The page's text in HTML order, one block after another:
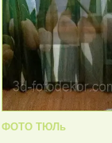
ФОТО ТЮЛь